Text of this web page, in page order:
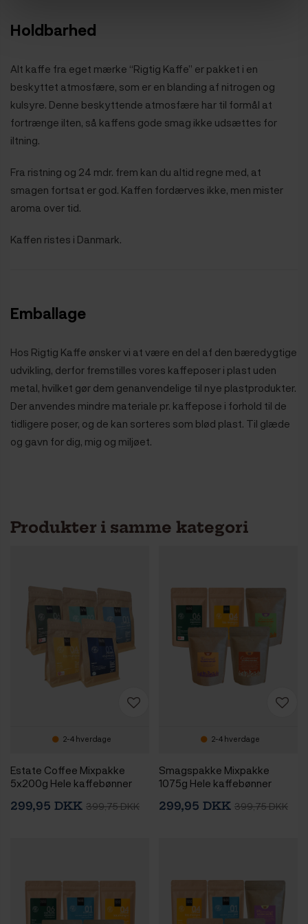
Holdbarhed
Alt kaffe fra eget mærke “Rigtig Kaffe” er pakket i en
beskyttet atmosfære, som er en blanding af nitrogen og
kulsyre. Denne beskyttende atmosfære har til formål at
fortrænge ilten, så kaffens gode smag ikke udsættes for
iltning.
Fra ristning og 24 mdr. frem kan du altid regne med, at
smagen fortsat er god. Kaffen fordærves ikke, men mister
aroma over tid.
Kaffen ristes i Danmark.
Emballage
Hos Rigtig Kaffe ønsker vi at være en del af den bæredygtige
udvikling, derfor fremstilles vores kaffeposer i plast uden
metal, hvilket gør dem genanvendelige til nye plastprodukter.
Der anvendes mindre materiale pr. kaffepose i forhold til de
tidligere poser, og de kan sorteres som blød plast. Til glæde
og gavn for dig, mig og miljøet.
Produkter i samme kategori
2-4 hverdage
Estate Coffee Mixpakke
5x200g Hele kaffebønner
299,95 DKK 399,75 DKK
2-4 hverdage
Smagspakke Mixpakke
1075g Hele kaffebønner
299,95 DKK 399,75 DKK